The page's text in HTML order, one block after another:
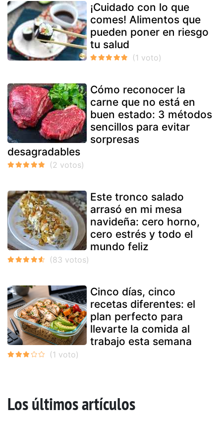
¡Cuidado con lo que
comes! Alimentos que
pueden poner en riesgo
tu salud
Cómo reconocer la
carne que no está en
buen estado: 3 métodos
sencillos para evitar
sorpresas
desagradables
Este tronco salado
arrasó en mi mesa
navideña: cero horno,
cero estrés y todo el
mundo feliz
Cinco días, cinco
recetas diferentes: el
plan perfecto para
llevarte la comida al
trabajo esta semana
Los últimos artículos